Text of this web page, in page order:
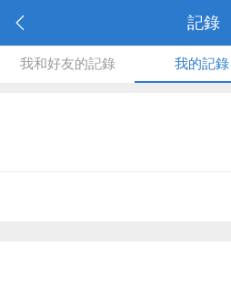
記錄
我和好友的記錄 我的記錄